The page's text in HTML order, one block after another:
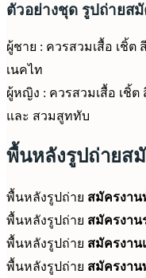
ตัวอย่างชุด รูปถ่ายส
ผู้ชาย : ควรสวมเสื้อ เชิ้ต
เนคไท
ผู้หญิง : ควรสวมเสื้อ เชิ้ต
และ สวมสูททับ
พื้นหลังรูปถ่ายส
พื้นหลังรูปถ่าย สมัครงาน
พื้นหลังรูปถ่าย สมัครงาน
พื้นหลังรูปถ่าย สมัครงาน
พื้นหลังรูปถ่าย สมัครงาน